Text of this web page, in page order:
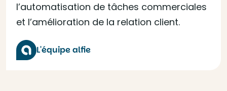
l’automatisation de tâches commerciales
et l’amélioration de la relation client.
L'équipe alfie